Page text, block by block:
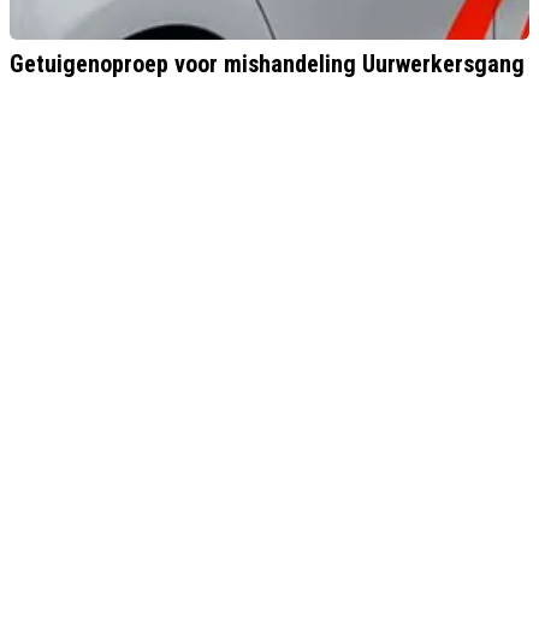
Getuigenoproep voor mishandeling Uurwerkersgang